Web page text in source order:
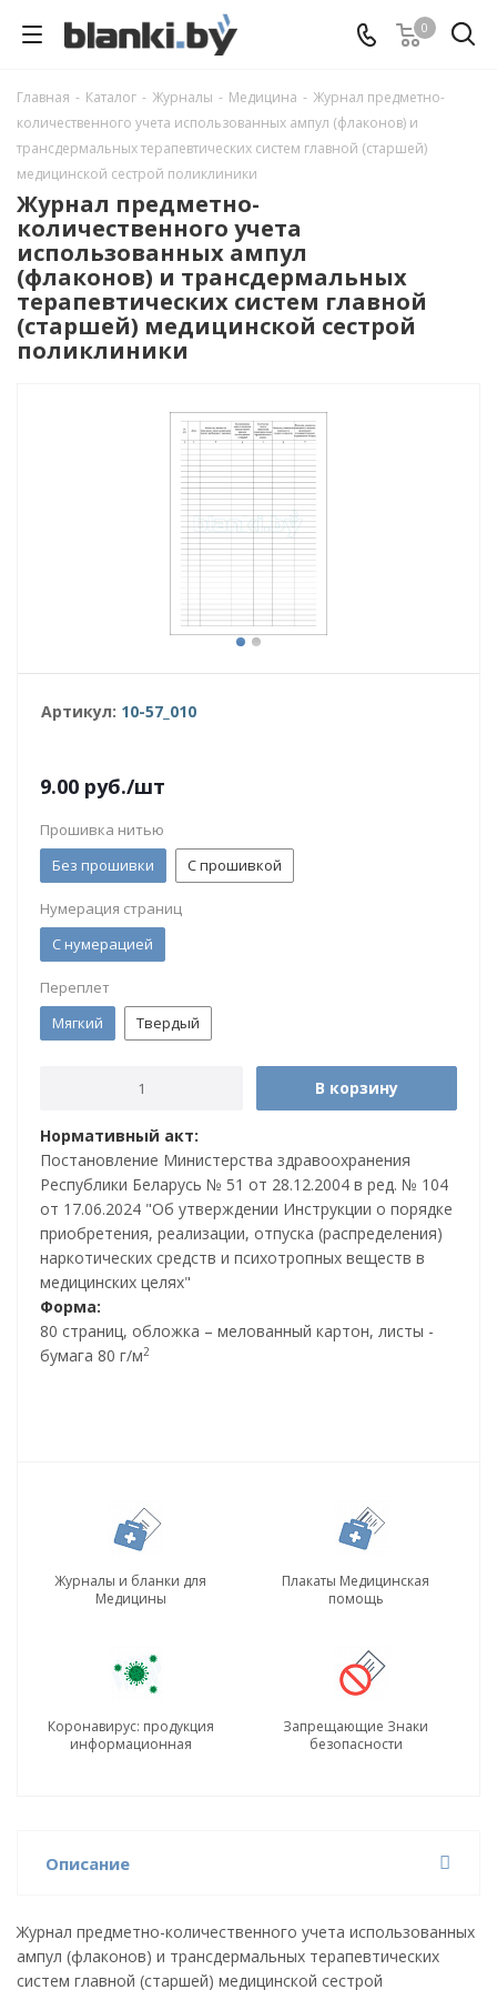
0
Главная - Каталог - Журналы - Медицина - Журнал предметно-
количественного учета использованных ампул (флаконов) и
трансдермальных терапевтических систем главной (старшей)
медицинской сестрой поликлиники
Журнал предметно-
количественного учета
использованных ампул
(флаконов) и трансдермальных
терапевтических систем главной
(старшей) медицинской сестрой
поликлиники
Артикул: 10-57_010
9.00 руб./шт
Прошивка нитью
Без прошивки
С прошивкой
Нумерация страниц
С нумерацией
Переплет
Мягкий
Твердый
В корзину
Нормативный акт:
Постановление Министерства здравоохранения
Республики Беларусь № 51 от 28.12.2004 в ред. № 104
от 17.06.2024 "Об утверждении Инструкции о порядке
приобретения, реализации, отпуска (распределения)
наркотических средств и психотропных веществ в
медицинских целях"
Форма:
80 страниц, обложка – мелованный картон, листы -
бумага 80 г/м2
Журналы и бланки для
Медицины
Плакаты Медицинская
помощь
Коронавирус: продукция
информационная
Запрещающие Знаки
безопасности
Описание
Журнал предметно-количественного учета использованных
ампул (флаконов) и трансдермальных терапевтических
систем главной (старшей) медицинской сестрой